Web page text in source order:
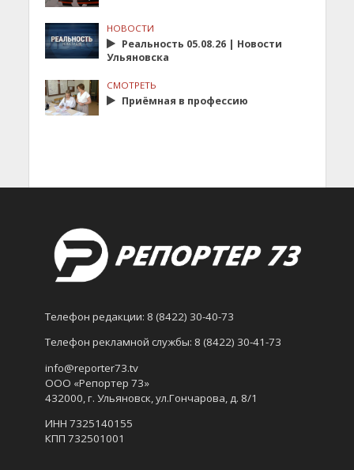
НОВОСТИ
Реальность 05.08.26 | Новости
Ульяновска
СМОТРЕТЬ
Приёмная в профессию
Телефон редакции: 8 (8422) 30-40-73
Телефон рекламной службы: 8 (8422) 30-41-73
info@reporter73.tv
ООО «Репортер 73»
432000, г. Ульяновск, ул.Гончарова, д. 8/1
ИНН 7325140155
КПП 732501001